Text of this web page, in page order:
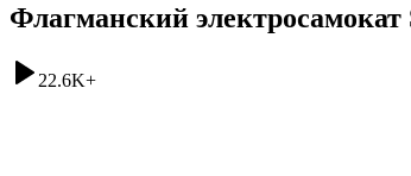
Флагманский электросамокат
22.6K+